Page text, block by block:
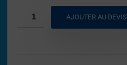
AJOUTER AU DEVIS